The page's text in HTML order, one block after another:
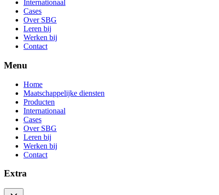
Internationaal
Cases
Over SBG
Leren bij
Werken bij
Contact
Menu
Home
Maatschappelijke diensten
Producten
Internationaal
Cases
Over SBG
Leren bij
Werken bij
Contact
Extra